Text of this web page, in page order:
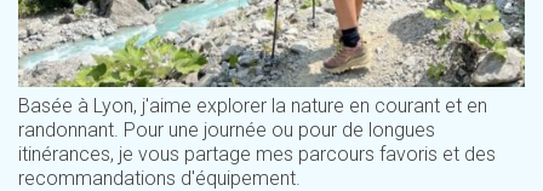
Basée à Lyon, j'aime explorer la nature en courant et en
randonnant. Pour une journée ou pour de longues
itinérances, je vous partage mes parcours favoris et des
recommandations d'équipement.